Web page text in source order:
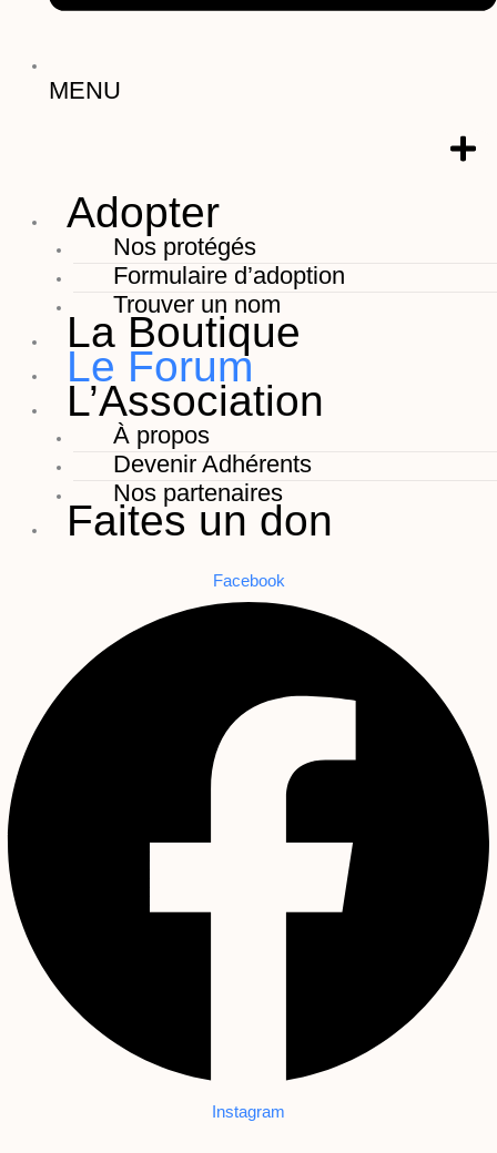
MENU
Adopter
Nos protégés
Formulaire d’adoption
Trouver un nom
La Boutique
Le Forum
L’Association
À propos
Devenir Adhérents
Nos partenaires
Faites un don
Facebook
Instagram